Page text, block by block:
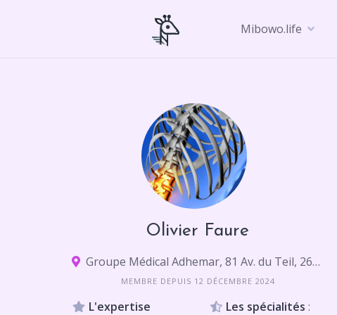
Mibowo.life
Olivier Faure
Groupe Médical Adhemar, 81 Av. du Teil, 26200 Montélimar
MEMBRE DEPUIS 12 DÉCEMBRE 2024
L'expertise Les spécialités :